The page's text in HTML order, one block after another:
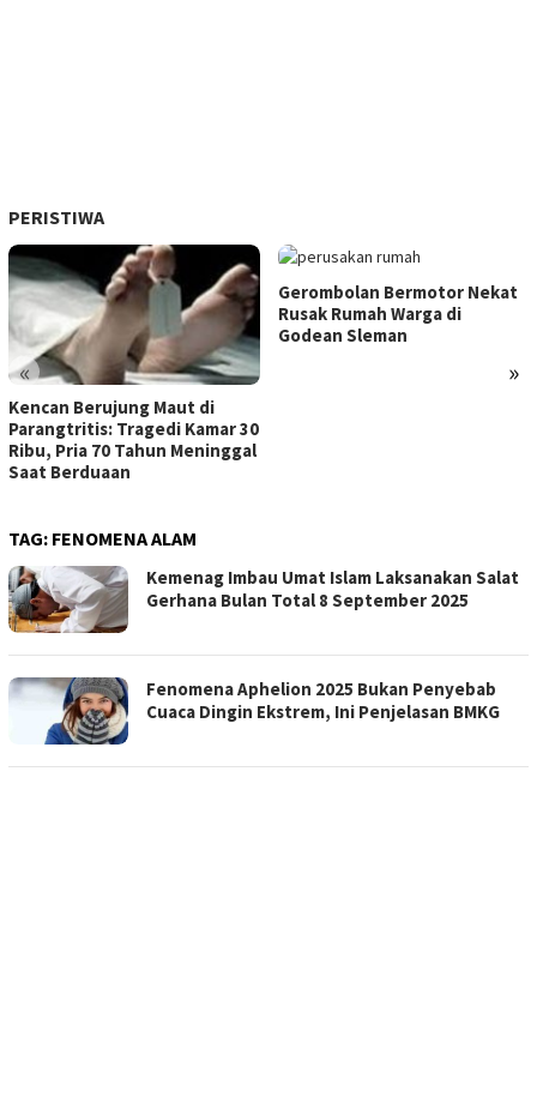
PERISTIWA
« »
Kencan Berujung Maut di
Parangtritis: Tragedi Kamar 30
Ribu, Pria 70 Tahun Meninggal
Saat Berduaan
Gerombolan Bermotor Nekat
Rusak Rumah Warga di
Godean Sleman
TAG: FENOMENA ALAM
Kemenag Imbau Umat Islam Laksanakan Salat
Gerhana Bulan Total 8 September 2025
Fenomena Aphelion 2025 Bukan Penyebab
Cuaca Dingin Ekstrem, Ini Penjelasan BMKG